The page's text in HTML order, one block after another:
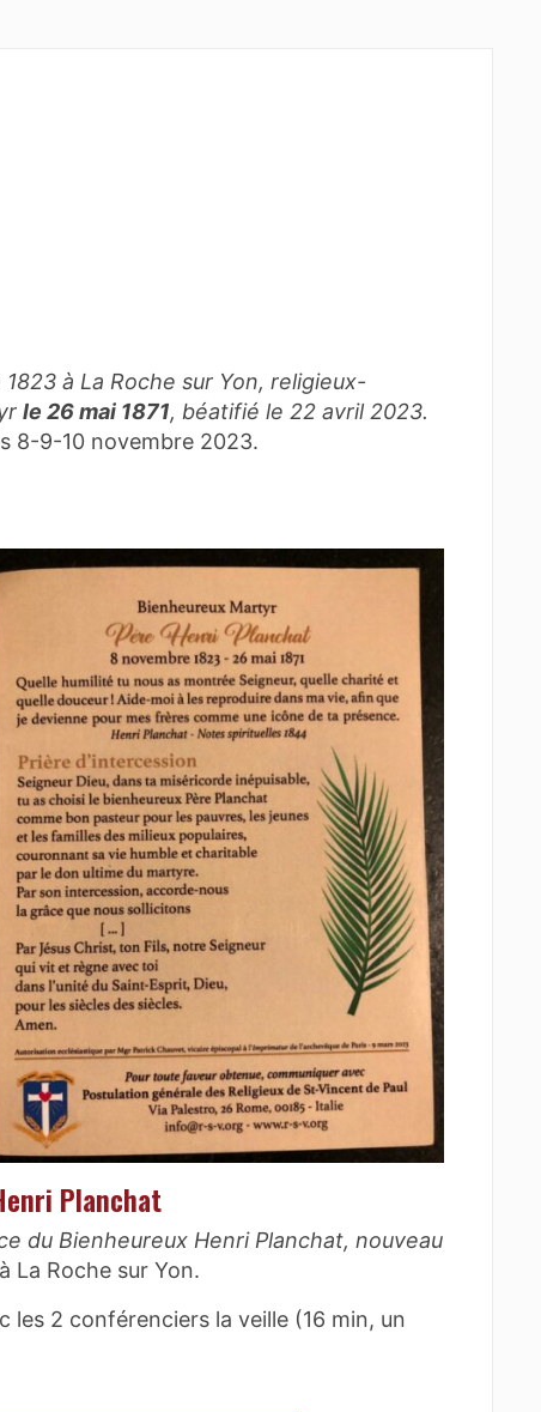
à La Roche sur Yon, religieux-
le 26 mai 1871, béatifié le 22 avril 2023.
8-9-10 novembre 2023.
Planchat
du Bienheureux Henri Planchat, nouveau
La Roche sur Yon.
les 2 conférenciers la veille (16 min, un